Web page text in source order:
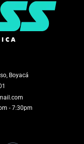
Boyacá
- 7:30pm